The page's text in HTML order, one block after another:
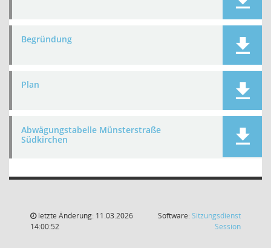
Begründung
Plan
Abwägungstabelle Münsterstraße
Südkirchen
letzte Änderung: 11.03.2026
14:00:52
Software:Sitzungsdienst
Session(Wird in